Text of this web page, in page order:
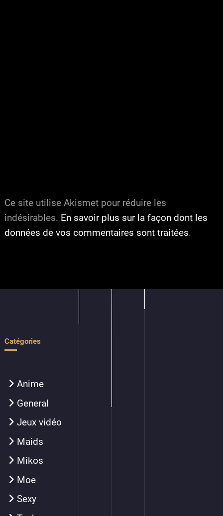
Ce site utilise Akismet pour réduire les
indésirables. En savoir plus sur la façon dont les
données de vos commentaires sont traitées.
Catégories
Anime
General
Jeux vidéo
Maids
Mikos
Moe
Sexy